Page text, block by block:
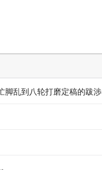
脚乱到八轮打磨定稿的跋